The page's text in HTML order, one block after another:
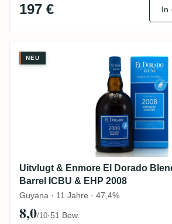
197 € In
Uitvlugt & Enmore El
NEU
Uitvlugt & Enmore El Dorado
Barrel ICBU & EHP 2008
Guyana · 11 Jahre · 47,4%
8,0/10·51 Bew.